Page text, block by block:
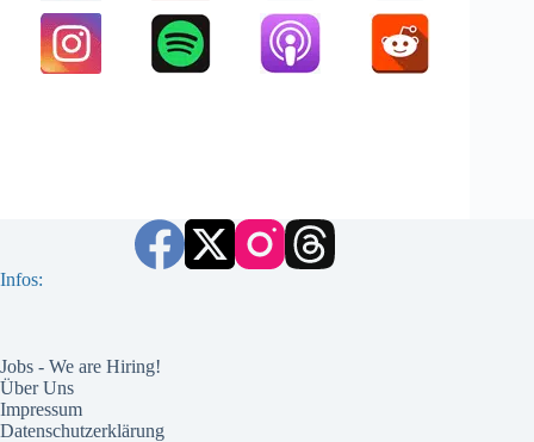
Infos:
Jobs - We are Hiring!
Über Uns
Impressum
Datenschutzerklärung